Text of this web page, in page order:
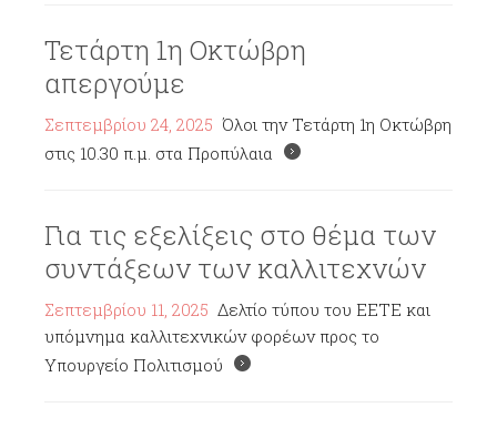
Τετάρτη 1η Οκτώβρη
απεργούμε
Σεπτεμβρίου 24, 2025 Όλοι την Τετάρτη 1η Οκτώβρη
στις 10.30 π.μ. στα Προπύλαια
Για τις εξελίξεις στο θέμα των
συντάξεων των καλλιτεχνών
Σεπτεμβρίου 11, 2025 Δελτίο τύπου του ΕΕΤΕ και
υπόμνημα καλλιτεχνικών φορέων προς το
Υπουργείο Πολιτισμού